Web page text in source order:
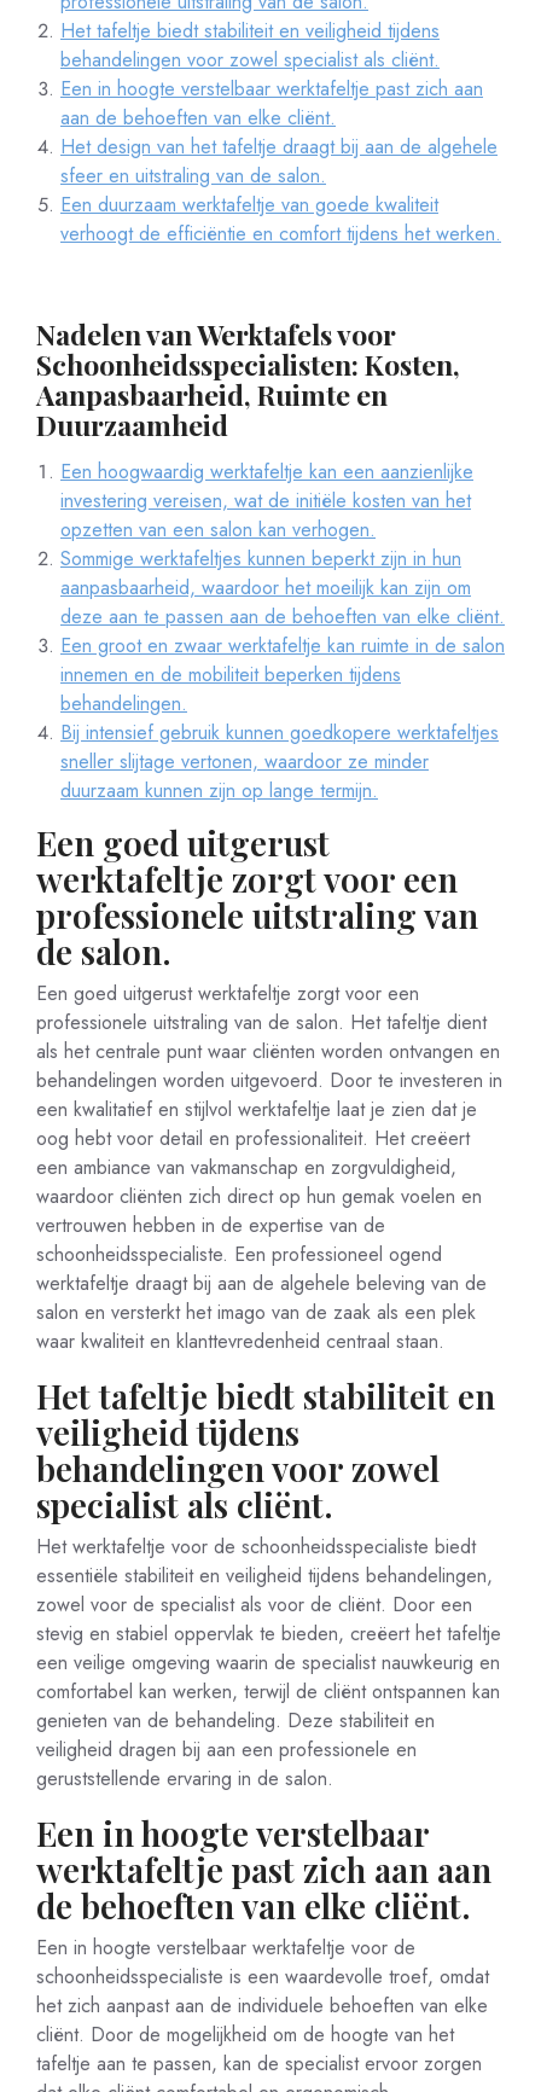
Het tafeltje biedt stabiliteit en veiligheid tijdens
behandelingen voor zowel specialist als cliënt.
Een in hoogte verstelbaar werktafeltje past zich aan
aan de behoeften van elke cliënt.
Het design van het tafeltje draagt bij aan de algehele
sfeer en uitstraling van de salon.
Een duurzaam werktafeltje van goede kwaliteit
verhoogt de efficiëntie en comfort tijdens het werken.
Nadelen van Werktafels voor
Schoonheidsspecialisten: Kosten,
Aanpasbaarheid, Ruimte en
Duurzaamheid
Een hoogwaardig werktafeltje kan een aanzienlijke
investering vereisen, wat de initiële kosten van het
opzetten van een salon kan verhogen.
Sommige werktafeltjes kunnen beperkt zijn in hun
aanpasbaarheid, waardoor het moeilijk kan zijn om
deze aan te passen aan de behoeften van elke cliënt.
Een groot en zwaar werktafeltje kan ruimte in de salon
innemen en de mobiliteit beperken tijdens
behandelingen.
Bij intensief gebruik kunnen goedkopere werktafeltjes
sneller slijtage vertonen, waardoor ze minder
duurzaam kunnen zijn op lange termijn.
Een goed uitgerust
werktafeltje zorgt voor een
professionele uitstraling van
de salon.
Een goed uitgerust werktafeltje zorgt voor een
professionele uitstraling van de salon. Het tafeltje dient
als het centrale punt waar cliënten worden ontvangen en
behandelingen worden uitgevoerd. Door te investeren in
een kwalitatief en stijlvol werktafeltje laat je zien dat je
oog hebt voor detail en professionaliteit. Het creëert
een ambiance van vakmanschap en zorgvuldigheid,
waardoor cliënten zich direct op hun gemak voelen en
vertrouwen hebben in de expertise van de
schoonheidsspecialiste. Een professioneel ogend
werktafeltje draagt bij aan de algehele beleving van de
salon en versterkt het imago van de zaak als een plek
waar kwaliteit en klanttevredenheid centraal staan.
Het tafeltje biedt stabiliteit en
veiligheid tijdens
behandelingen voor zowel
specialist als cliënt.
Het werktafeltje voor de schoonheidsspecialiste biedt
essentiële stabiliteit en veiligheid tijdens behandelingen,
zowel voor de specialist als voor de cliënt. Door een
stevig en stabiel oppervlak te bieden, creëert het tafeltje
een veilige omgeving waarin de specialist nauwkeurig en
comfortabel kan werken, terwijl de cliënt ontspannen kan
genieten van de behandeling. Deze stabiliteit en
veiligheid dragen bij aan een professionele en
geruststellende ervaring in de salon.
Een in hoogte verstelbaar
werktafeltje past zich aan aan
de behoeften van elke cliënt.
Een in hoogte verstelbaar werktafeltje voor de
schoonheidsspecialiste is een waardevolle troef, omdat
het zich aanpast aan de individuele behoeften van elke
cliënt. Door de mogelijkheid om de hoogte van het
tafeltje aan te passen, kan de specialist ervoor zorgen